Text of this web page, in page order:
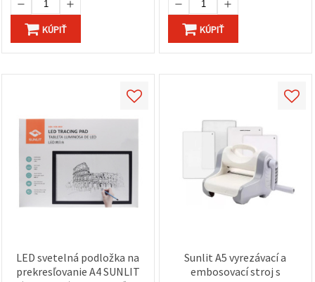
KÚPIŤ KÚPIŤ
LED svetelná podložka na
prekresľovanie A4 SUNLIT
Sunlit A5 vyrezávací a
embosovací stroj s